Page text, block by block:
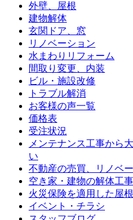
外壁、屋根
建物解体
玄関ドア、窓
リノベーション
水まわりリフォーム
間取り変更、内装
ビル・施設改修
トラブル解消
お客様の声一覧
価格表
受注状況
メンテナンス工事から
い
不動産の売買、リノベ
空き家・建物の解体工
火災保険を適用した屋
イベント・チラシ